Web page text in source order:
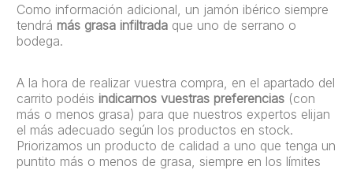
Como información adicional, un jamón ibérico siempre
tendrá más grasa infiltrada que uno de serrano o
bodega.
A la hora de realizar vuestra compra, en el apartado del
carrito podéis indicarnos vuestras preferencias (con
más o menos grasa) para que nuestros expertos elijan
el más adecuado según los productos en stock.
Priorizamos un producto de calidad a uno que tenga un
puntito más o menos de grasa, siempre en los límites